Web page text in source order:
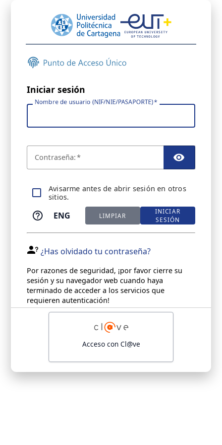
Iniciar sesión
Nombre de usuario (NIF/NIE/PASAPORTE)
Contraseña:
Avisarme antes de abrir sesión en otros
sitios.
ENG LIMPIAR
INICIAR
SESIÓN
¿Has olvidado tu contraseña?
Por razones de seguridad, ¡por favor cierre su
sesión y su navegador web cuando haya
terminado de acceder a los servicios que
requieren autenticación!